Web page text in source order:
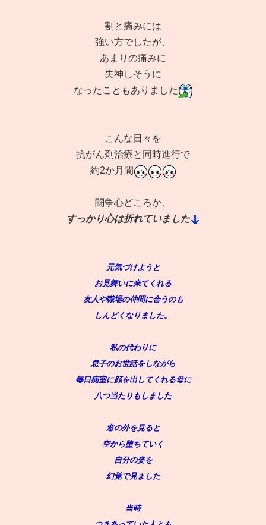
割と痛みには
強い方でしたが、
あまりの痛みに
失神しそうに
なったこともありました
こんな日々を
抗がん剤治療と同時進行で
約2か月間
闘争心どころか、
すっかり心は折れていました
元気づけようと
お見舞いに来てくれる
友人や職場の仲間に合うのも
しんどくなりました。
私の代わりに
息子のお世話をしながら
毎日病室に顔を出してくれる母に
八つ当たりもしました
窓の外を見ると
空から堕ちていく
自分の姿を
幻覚で見ました
当時